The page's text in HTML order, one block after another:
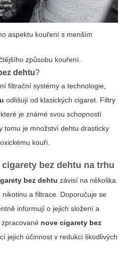
aspektu kouření s menším
způsobu kouření.
dehtu?
filtrační systémy a technologie,
odlišují od klasických cigaret. Filtry
je známé svou schopností
tomu je množství dehtu drasticky
kouři.
cigarety bez dehtu na trhu
bez dehtu závisí na několika
a filtrace. Doporučuje se
informují o jejich složení a
nove cigarety bez
jejich účinnost v redukci škodlivých